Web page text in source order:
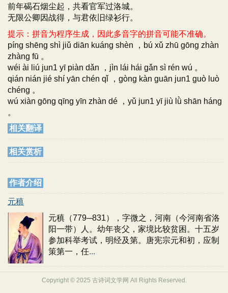
前年碣石烟尘起，共看官军过洛城。
无限公卿因战得，与君依旧绿衫行。
提示：拼音为程序生成，因此多音字的拼音可能不准确。
píng shēng shì jiǔ diān kuáng shèn ，bú xǔ zhū gōng zhàn
zhàng fū 。
wéi ài liú jun1 yī piàn dǎn ，jìn lái hái gǎn sì rén wú 。
qián nián jié shí yān chén qǐ ，gòng kàn guān jun1 guò luò
chéng 。
wú xiàn gōng qīng yīn zhàn dé ，yǔ jun1 yī jiù lǜ shān háng
。
相关翻译
相关赏析
作者介绍
元稹
元稹（779─831），字微之，河南（今河南省洛
阳一带）人。幼年丧父，家境比较贫困。十五岁
参加科举考试，明经及第。唐宪宗元和初，应制
策第一，任...
Copyright © 2025 古诗词文学网 All Rights Reserved.